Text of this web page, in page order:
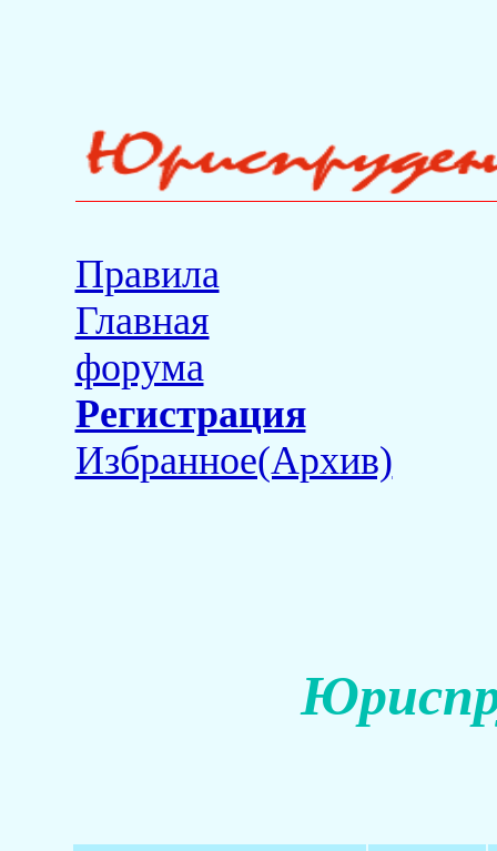
Правила
Главная
форума
Регистрация
Избранное(Архив)